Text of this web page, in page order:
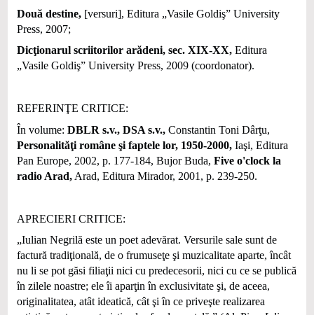
Două destine,[versuri], Editura „Vasile Goldiş” University
Press, 2007;
Dicţionarul scriitorilor arădeni, sec. XIX-XX, Editura
„Vasile Goldiş” University Press, 2009 (coordonator).
REFERINŢE CRITICE:
În volume: DBLR s.v., DSA s.v., Constantin Toni Dârţu,
Personalităţi române şi faptele lor, 1950-2000,Iaşi, Editura
Pan Europe, 2002, p. 177-184, Bujor Buda, Five o'clock la
radio Arad,Arad, Editura Mirador, 2001, p. 239-250.
APRECIERI CRITICE:
„Iulian Negrilă este un poet adevărat. Versurile sale sunt de
factură tradiţională, de o frumuseţe şi muzicalitate aparte, încât
nu li se pot găsi filiaţii nici cu predecesorii, nici cu ce se publică
în zilele noastre; ele îi aparţin în exclusivitate şi, de aceea,
originalitatea, atât ideatică, cât şi în ce priveşte realizarea